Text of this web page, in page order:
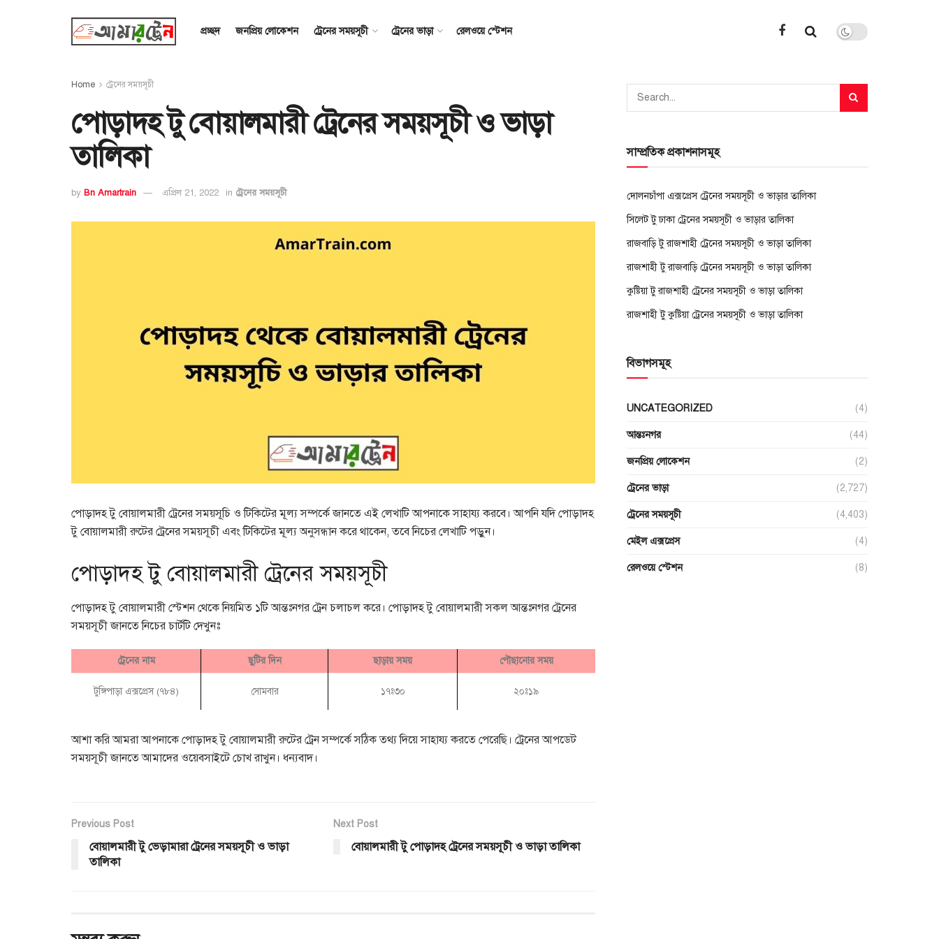
প্রচ্ছদ জনপ্রিয় লোকেশন ট্রেনের সময়সূচী ট্রেনের ভাড়া রেলওয়ে স্টেশন
Home ট্রেনের সময়সূচী
পোড়াদহ টু বোয়ালমারী ট্রেনের সময়সূচী ও ভাড়া
তালিকা
by Bn Amartrain এপ্রিল 21, 2022 in ট্রেনের সময়সূচী
পোড়াদহ টু বোয়ালমারী ট্রেনের সময়সূচি ও টিকিটের মূল্য সম্পর্কে জানতে এই লেখাটি আপনাকে সাহায্য করবে। আপনি যদি পোড়াদহ
টু বোয়ালমারী রুটের ট্রেনের সময়সূচী এবং টিকিটের মূল্য অনুসন্ধান করে থাকেন, তবে নিচের লেখাটি পড়ুন।
পোড়াদহ টু বোয়ালমারী ট্রেনের সময়সূচী
পোড়াদহ টু বোয়ালমারী স্টেশন থেকে নিয়মিত ১টি আন্তঃনগর ট্রেন চলাচল করে। পোড়াদহ টু বোয়ালমারী সকল আন্তঃনগর ট্রেনের
সময়সূচী জানতে নিচের চার্টটি দেখুনঃ
ট্রেনের নাম ছুটির দিন ছাড়ায় সময় পৌছানোর সময়
টুঙ্গিপাড়া এক্সপ্রেস (৭৮৪) সোমবার ১৭ঃ৩০ ২০ঃ১৯
আশা করি আমরা আপনাকে পোড়াদহ টু বোয়ালমারী রুটের ট্রেন সম্পর্কে সঠিক তথ্য দিয়ে সাহায্য করতে পেরেছি। ট্রেনের আপডেট
সময়সূচী জানতে আমাদের ওয়েবসাইটে চোখ রাখুন। ধন্যবাদ।
Previous Post
বোয়ালমারী টু ভেড়ামারা ট্রেনের সময়সূচী ও ভাড়া
তালিকা
Next Post
বোয়ালমারী টু পোড়াদহ ট্রেনের সময়সূচী ও ভাড়া তালিকা
সাম্প্রতিক প্রকাশনাসমূহ
দোলনচাঁপা এক্সপ্রেস ট্রেনের সময়সূচী ও ভাড়ার তালিকা
সিলেট টু ঢাকা ট্রেনের সময়সূচী ও ভাড়ার তালিকা
রাজবাড়ি টু রাজশাহী ট্রেনের সময়সূচী ও ভাড়া তালিকা
রাজশাহী টু রাজবাড়ি ট্রেনের সময়সূচী ও ভাড়া তালিকা
কুষ্টিয়া টু রাজশাহী ট্রেনের সময়সূচী ও ভাড়া তালিকা
রাজশাহী টু কুষ্টিয়া ট্রেনের সময়সূচী ও ভাড়া তালিকা
বিভাগসমূহ
UNCATEGORIZED (4)
আন্তঃনগর (44)
জনপ্রিয় লোকেশন (2)
ট্রেনের ভাড়া (2,727)
ট্রেনের সময়সূচী (4,403)
মেইল এক্সপ্রেস (4)
রেলওয়ে স্টেশন (8)